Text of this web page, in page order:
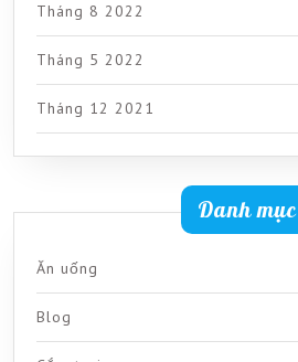
Tháng 8 2022
Tháng 5 2022
Tháng 12 2021
Danh mục
Ăn uống
Blog